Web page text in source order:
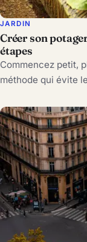
JARDIN
Créer son
étapes
Commencez petit,
méthode qui évite